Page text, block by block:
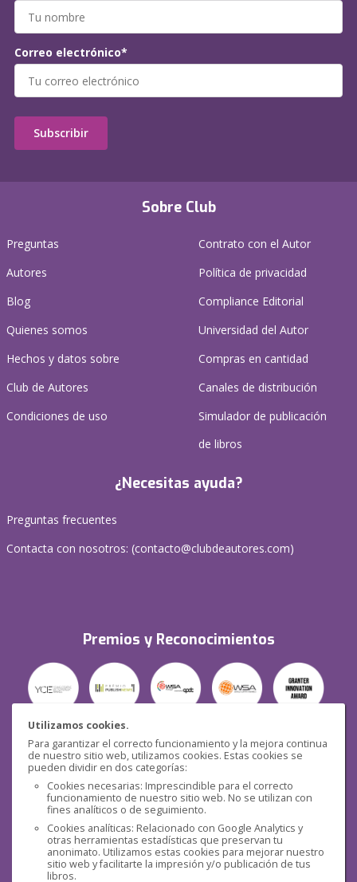
Utilizamos cookies.
Para garantizar el correcto funcionamiento y la mejora continua
de nuestro sitio web, utilizamos cookies. Estas cookies se
pueden dividir en dos categorías:
Cookies necesarias: Imprescindible para el correcto
funcionamiento de nuestro sitio web. No se utilizan con
fines analíticos o de seguimiento.
Cookies analíticas: Relacionado con Google Analytics y
otras herramientas estadísticas que preservan tu
anonimato. Utilizamos estas cookies para mejorar nuestro
sitio web y facilitarte la impresión y/o publicación de tus
libros.
Sobre Club
Preguntas
Autores
Blog
Quienes somos
Hechos y datos sobre
Club de Autores
Condiciones de uso
Contrato con el Autor
Política de privacidad
Compliance Editorial
Universidad del Autor
Compras en cantidad
Canales de distribución
Simulador de publicación
de libros
¿Necesitas ayuda?
Preguntas frecuentes
Contacta con nosotros: (contacto@clubdeautores.com)
Premios y Reconocimientos
Seguridad
Redes sociales
Correo electrónico*
Subscribir